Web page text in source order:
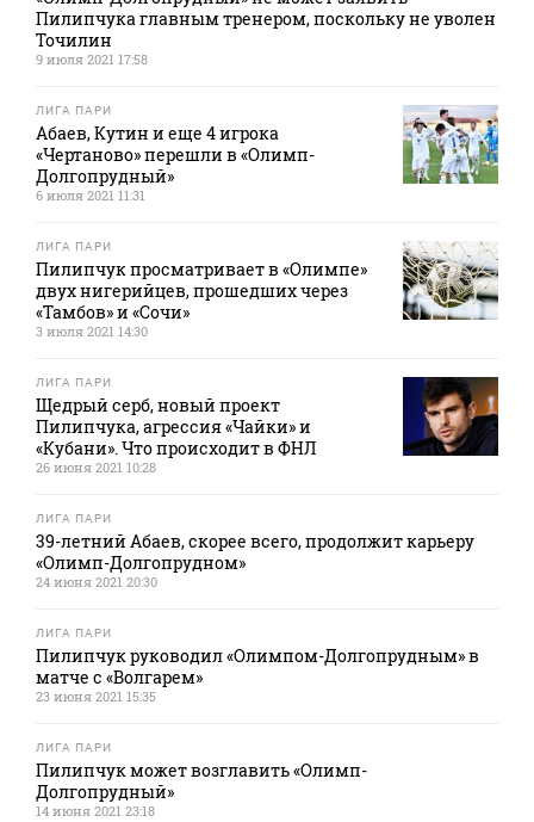
Пилипчука главным тренером, поскольку не уволен
Точилин
9 июля 2021 17:58
ЛИГА ПАРИ
Абаев, Кутин и еще 4 игрока
«Чертаново» перешли в «Олимп-
Долгопрудный»
6 июля 2021 11:31
ЛИГА ПАРИ
Пилипчук просматривает в «Олимпе»
двух нигерийцев, прошедших через
«Тамбов» и «Сочи»
3 июля 2021 14:30
ЛИГА ПАРИ
Щедрый серб, новый проект
Пилипчука, агрессия «Чайки» и
«Кубани». Что происходит в ФНЛ
26 июня 2021 10:28
ЛИГА ПАРИ
39-летний Абаев, скорее всего, продолжит карьеру
«Олимп-Долгопрудном»
24 июня 2021 20:30
ЛИГА ПАРИ
Пилипчук руководил «Олимпом-Долгопрудным» в
матче с «Волгарем»
23 июня 2021 15:35
ЛИГА ПАРИ
Пилипчук может возглавить «Олимп-
Долгопрудный»
14 июня 2021 23:18